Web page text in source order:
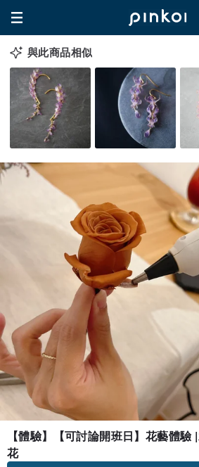
與此商品相似
【體驗】【可討論開班日】花藝體
花